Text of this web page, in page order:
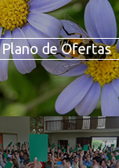
Plano de Ofertas